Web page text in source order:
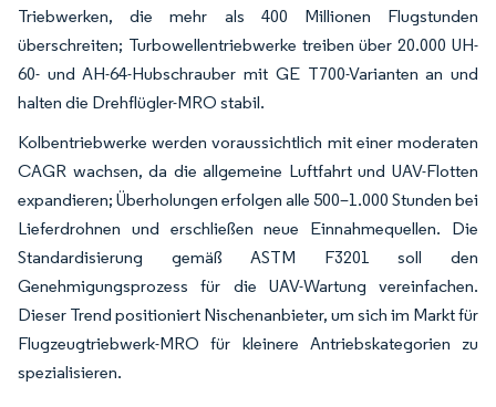
Triebwerken, die mehr als 400 Millionen Flugstunden
überschreiten; Turbowellentriebwerke treiben über 20.000 UH-
60- und AH-64-Hubschrauber mit GE T700-Varianten an und
halten die Drehflügler-MRO stabil.
Kolbentriebwerke werden voraussichtlich mit einer moderaten
CAGR wachsen, da die allgemeine Luftfahrt und UAV-Flotten
expandieren; Überholungen erfolgen alle 500–1.000 Stunden bei
Lieferdrohnen und erschließen neue Einnahmequellen. Die
Standardisierung gemäß ASTM F3201 soll den
Genehmigungsprozess für die UAV-Wartung vereinfachen.
Dieser Trend positioniert Nischenanbieter, um sich im Markt für
Flugzeugtriebwerk-MRO für kleinere Antriebskategorien zu
spezialisieren.